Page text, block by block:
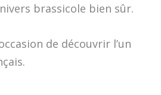
brassicole bien sûr.
de découvrir l’un